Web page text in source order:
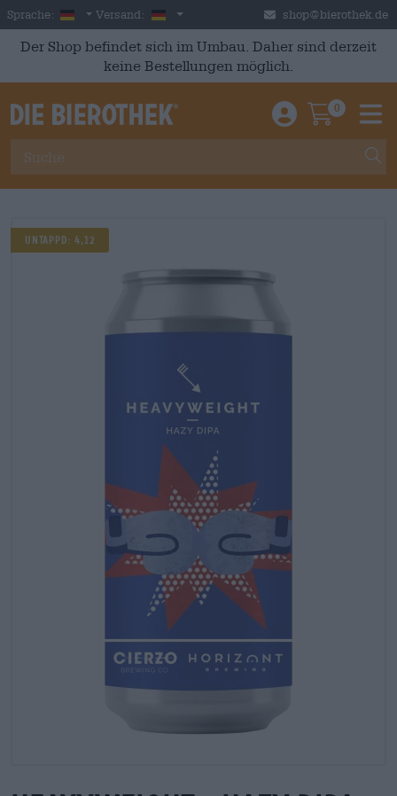
Skip to main content
Sprache: German
Versand: Deutschland shop@bierothek.de
Der Shop befindet sich im Umbau. Daher sind derzeit
keine Bestellungen möglich.
Einloggen /
0
UNTAPPD: 4,12